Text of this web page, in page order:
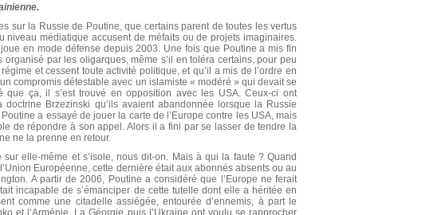
sur la Russie de Poutine, que certains parent de toutes les vertus
niveau médiatique accusent de méfaits ou de projets imaginaires.
en mode défense depuis 2003. Une fois que Poutine a mis fin
par les oligarques, même s’il en toléra certains, pour peu
et cessent toute activité politique, et qu’il a mis de l’ordre en
compromis détestable avec un islamiste « modéré » qui devait se
que ça, il s’est trouvé en opposition avec les USA. Ceux-ci ont
doctrine Brzezinski qu’ils avaient abandonnée lorsque la Russie
a essayé de jouer la carte de l’Europe contre les USA, mais
de répondre à son appel. Alors il a fini par se lasser de tendre la
ne la prenne en retour.
sur elle-même et s’isole, nous dit-on. Mais à qui la faute ? Quand
Européenne, cette dernière était aux abonnés absents ou au
A partir de 2006, Poutine a considéré que l’Europe ne ferait
incapable de s’émanciper de cette tutelle dont elle a héritée en
comme une citadelle assiégée, entourée d’ennemis, à part le
et l’Arménie. La Géorgie puis l’Ukraine ont voulu se rapprocher